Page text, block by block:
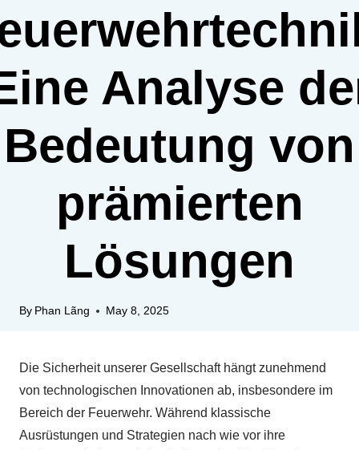
Analyse
Bedeutung von
prämierten
Lösungen
By Phan Lãng May 8, 2025
Die Sicherheit unserer Gesellschaft hängt zunehmend
von technologischen Innovationen ab, insbesondere im
Bereich der Feuerwehr. Während klassische
Ausrüstungen und Strategien nach wie vor ihre